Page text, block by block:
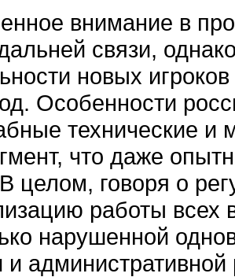
внимание в
связи,
новых
Особенности
технические и
что даже
целом, говоря о
работы всех
нарушенной
и